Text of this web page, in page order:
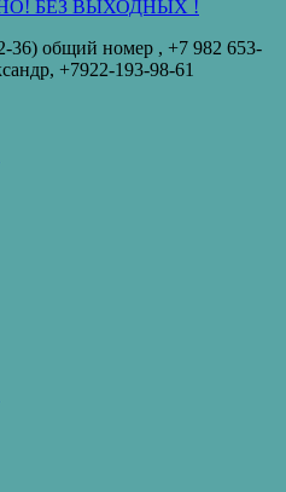
БЕЗ ВЫХОДНЫХ !
36) общий номер , ‪+7 982 653-
+7922-193-98-61